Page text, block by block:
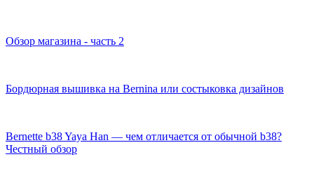
Обзор магазина - часть 2
Бордюрная вышивка на Bernina или состыковка дизайнов
Bernette b38 Yaya Han — чем отличается от обычной b38?
Честный обзор